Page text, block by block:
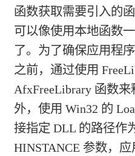
函数获取需要引入的
可以像使用本地函数
了。为了确保应用程
之前，通过使用
AfxFreeLibrary 函数
外，使用 Win32 的
接指定 DLL 的路径作
HINSTANCE 参数，